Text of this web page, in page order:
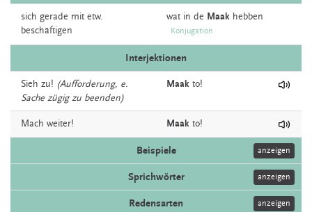
sich gerade mit etw.
beschäftigen
wat in de Maak hebben
Konjugation
Interjektionen
Sieh zu! (Aufforderung, e.
Sache zügig zu beenden)
Maak to!
Mach weiter! Maak to!
Beispiele anzeigen
Sprichwörter anzeigen
Redensarten anzeigen